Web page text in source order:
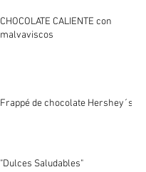
CHOCOLATE CALIENTE con
malvaviscos
Frappé de chocolate Hershey´s
"Dulces Saludables"